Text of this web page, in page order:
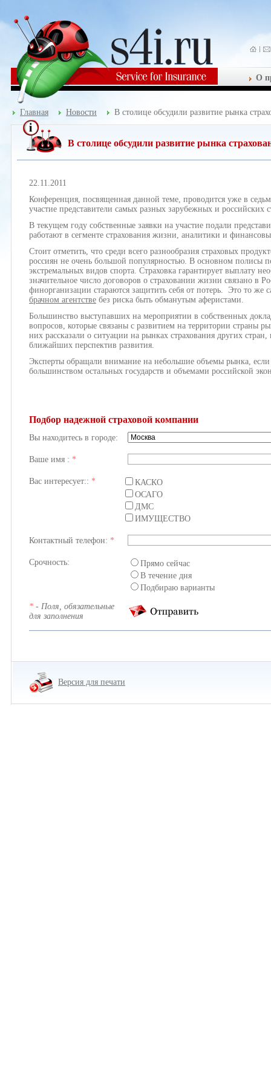
О
Главная Новости В столице обсудили развитие рынка
В столице обсудили развитие рынка
22.11.2011
Конференция, посвященная данной теме, проводится уже в
участие представители самых разных зарубежных и российских
В текущем году собственные заявки на участие подали
работают в сегменте страхования жизни, аналитики и
Стоит отметить, что среди всего разнообразия страховых
россиян не очень большой популярностью. В основном полисы
экстремальных видов спорта. Страховка гарантирует выплату
значительное число договоров о страховании жизни связано в
финорганизации стараются защитить себя от потерь. Это то же
брачном агентстве без риска быть обманутым аферистами.
Большинство выступавших на мероприятии в собственных
вопросов, которые связаны с развитием на территории страны
них рассказали о ситуации на рынках страхования других
ближайших перспектив развития.
Эксперты обращали внимание на небольшие объемы рынка,
большинством остальных государств и объемами российской
Подбор надежной страховой компании
Вы находитесь в городе:
Ваше имя : *
Вас интересует:: *
КАСКО
ОСАГО
ДМС
ИМУЩЕСТВО
Контактный телефон: *
Срочность:
Прямо сейчас
В течение дня
Подбираю варианты
* - Поля, обязательные
для заполнения
Версия для печати